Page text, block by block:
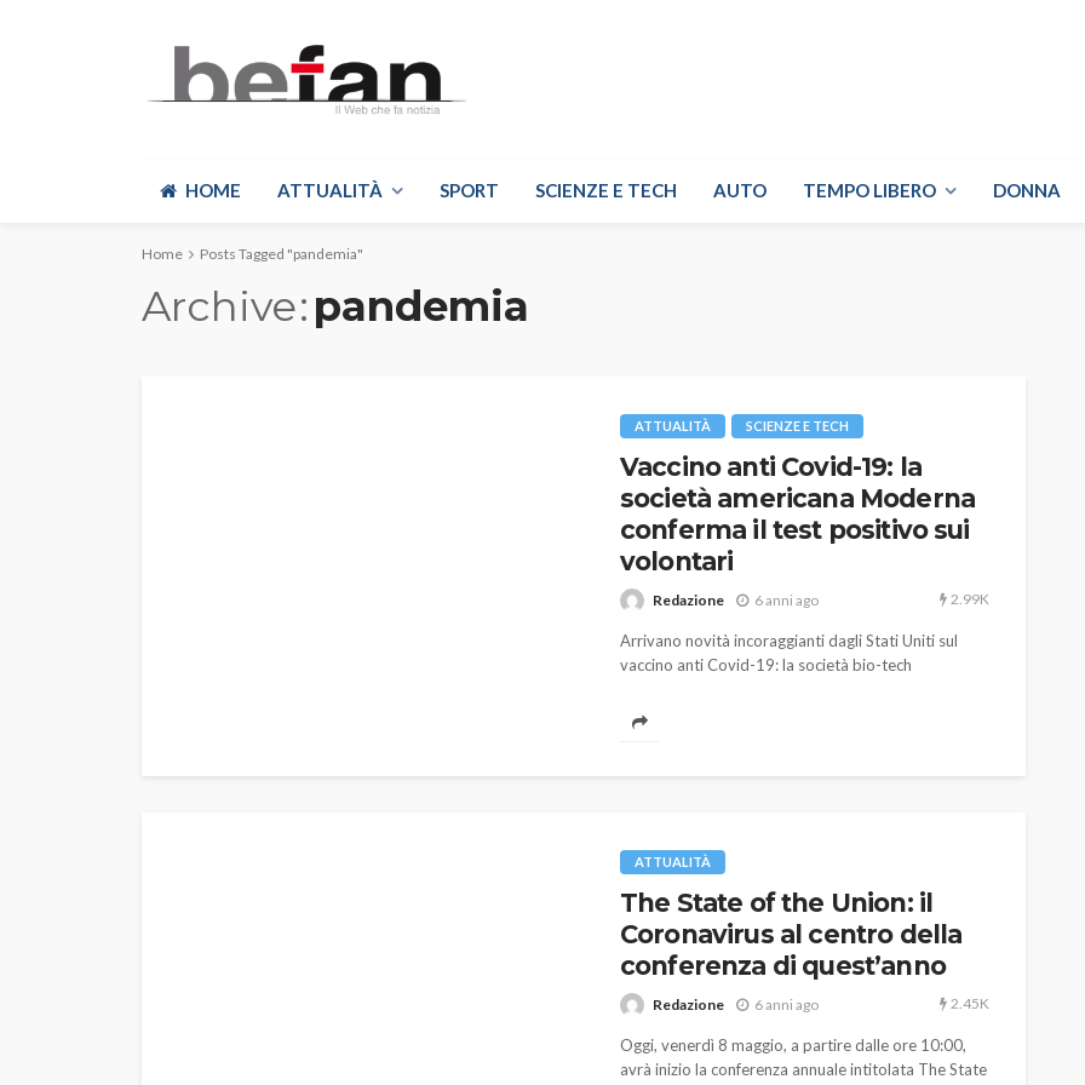
HOME ATTUALITÀ SPORT SCIENZE E TECH AUTO TEMPO LIBERO DONNA
Home Posts Tagged "pandemia"
Archive pandemia
ATTUALITÀ SCIENZE E TECH
Vaccino anti Covid-19: la
società americana Moderna
conferma il test positivo sui
volontari
Redazione 6 anni ago 2.99K
Arrivano novità incoraggianti dagli Stati Uniti sul
vaccino anti Covid-19: la società bio-tech
l'istituto NIAID (National Institute of Allergy and
ATTUALITÀ
The State of the Union: il
Coronavirus al centro della
conferenza di quest’anno
Redazione 6 anni ago 2.45K
Oggi, venerdì 8 maggio, a partire dalle ore 10:00,
avrà inizio la conferenza annuale intitolata The State
Robot tagliaerba: quale
scegliere per il tuo prato
god 1 anno ago